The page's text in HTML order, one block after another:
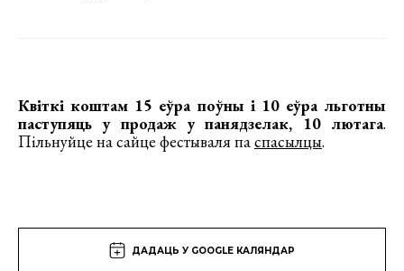
Квіткі коштам 15 еўра поўны і 10 еўра льготны
паступяць у продаж у панядзелак, 10 лютага.
Пільнуйце на сайце фестываля паспасылцы.
ДАДАЦЬ У GOOGLE КАЛЯНДАР